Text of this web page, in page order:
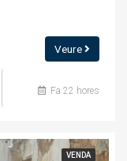
Veure
Fa 22 hores
VENDA